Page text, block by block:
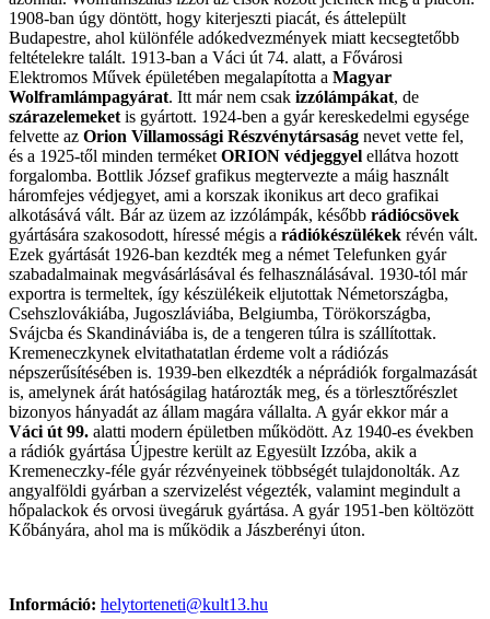
1908-ban úgy döntött, hogy kiterjeszti piacát, és áttelepült
Budapestre, ahol különféle adókedvezmények miatt kecsegtetőbb
feltételekre talált. 1913-ban a Váci út 74. alatt, a Fővárosi
Elektromos Művek épületében megalapította a Magyar
Wolframlámpagyárat. Itt már nem csak izzólámpákat, de
szárazelemeket is gyártott. 1924-ben a gyár kereskedelmi egysége
felvette az Orion Villamossági Részvénytársaság nevet vette fel,
és a 1925-től minden terméket ORION védjeggyel ellátva hozott
forgalomba. Bottlik József grafikus megtervezte a máig használt
háromfejes védjegyet, ami a korszak ikonikus art deco grafikai
alkotásává vált. Bár az üzem az izzólámpák, később rádiócsövek
gyártására szakosodott, híressé mégis a rádiókészülékek révén vált.
Ezek gyártását 1926-ban kezdték meg a német Telefunken gyár
szabadalmainak megvásárlásával és felhasználásával. 1930-tól már
exportra is termeltek, így készülékeik eljutottak Németországba,
Csehszlovákiába, Jugoszláviába, Belgiumba, Törökországba,
Svájcba és Skandináviába is, de a tengeren túlra is szállítottak.
Kremeneczkynek elvitathatatlan érdeme volt a rádiózás
népszerűsítésében is. 1939-ben elkezdték a néprádiók forgalmazását
is, amelynek árát hatóságilag határozták meg, és a törlesztőrészlet
bizonyos hányadát az állam magára vállalta. A gyár ekkor már a
Váci út 99. alatti modern épületben működött. Az 1940-es években
a rádiók gyártása Újpestre került az Egyesült Izzóba, akik a
Kremeneczky-féle gyár rézvényeinek többségét tulajdonolták. Az
angyalföldi gyárban a szervizelést végezték, valamint megindult a
hőpalackok és orvosi üvegáruk gyártása. A gyár 1951-ben költözött
Kőbányára, ahol ma is működik a Jászberényi úton.
Információ: helytorteneti@kult13.hu